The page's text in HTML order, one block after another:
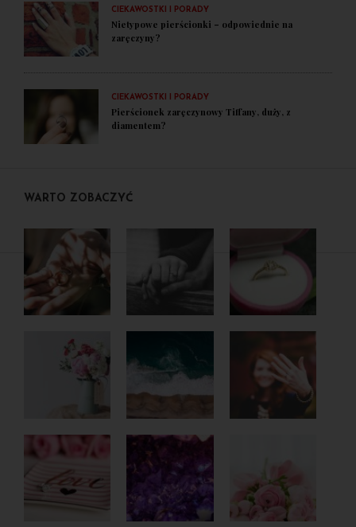
CIEKAWOSTKI I PORADY
Nietypowe pierścionki – odpowiednie na
zaręczyny?
CIEKAWOSTKI I PORADY
Pierścionek zaręczynowy Tiffany, duży, z
diamentem?
WARTO ZOBACZYĆ